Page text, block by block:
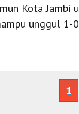
Kota
unggul 1-
1